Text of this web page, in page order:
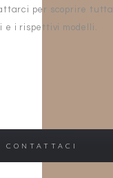
per scoprire
e i rispettivi modelli.
CONTATTACI